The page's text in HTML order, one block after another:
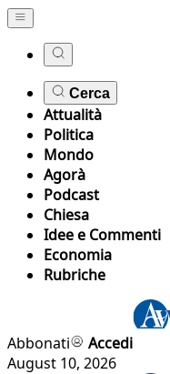
Cerca
Attualità
Politica
Mondo
Agorà
Podcast
Chiesa
Idee e Commenti
Economia
Rubriche
Abbonati
Accedi
August 10, 2026